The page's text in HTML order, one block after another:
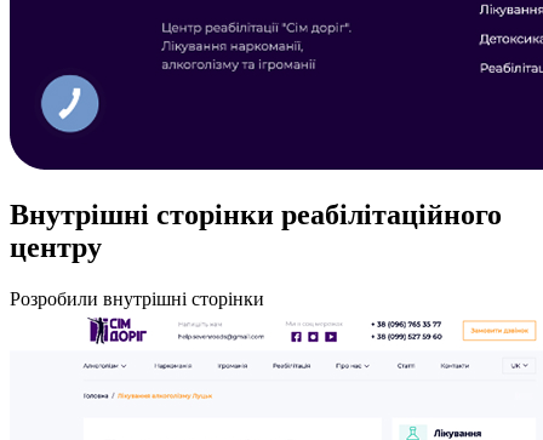
Внутрішні сторінки реабілітаційного
центру
Розробили внутрішні сторінки